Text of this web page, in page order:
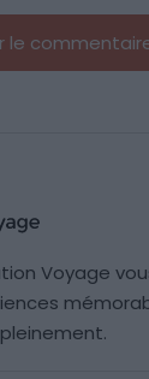
Voyage